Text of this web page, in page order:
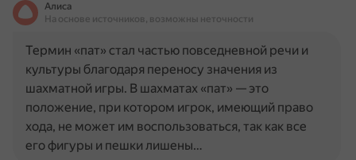
Алиса
На основе источников, возможны неточности
Термин «пат» стал частью повседневной речи и
культуры благодаря переносу значения из
шахматной игры. В шахматах «пат» — это
положение, при котором игрок, имеющий право
хода, не может им воспользоваться, так как все
его фигуры и пешки лишены…